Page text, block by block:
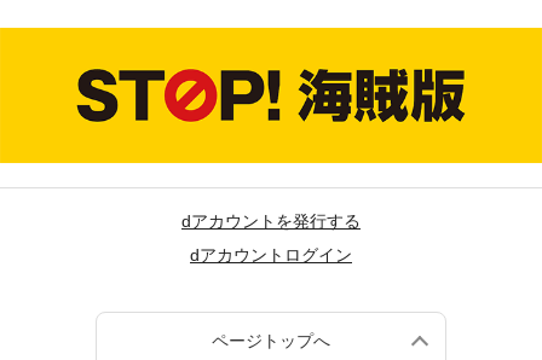
dアカウントを発行する
dアカウントログイン
ページトップへ